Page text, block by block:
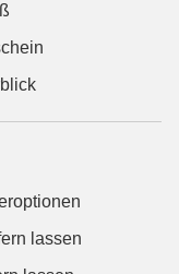
lassen